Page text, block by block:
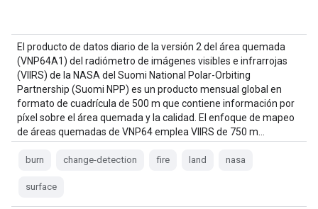
El producto de datos diario de la versión 2 del área quemada
(VNP64A1) del radiómetro de imágenes visibles e infrarrojas
(VIIRS) de la NASA del Suomi National Polar-Orbiting
Partnership (Suomi NPP) es un producto mensual global en
formato de cuadrícula de 500 m que contiene información por
píxel sobre el área quemada y la calidad. El enfoque de mapeo
de áreas quemadas de VNP64 emplea VIIRS de 750 m…
burn change-detection fire land nasa
surface